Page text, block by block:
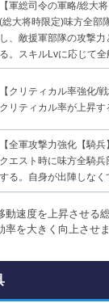
【軍総司令の軍略/総大将
(総大将時限定)味方全部
し、敵援軍部隊の攻撃
る。スキルLvに応じて全
【クリティカル率強化/戦
クリティカル率が上昇す
【全軍攻撃力強化【騎兵
クエスト時に味方全騎
する。自身が出陣しなく
速度を上昇させる
を大きく向上させま